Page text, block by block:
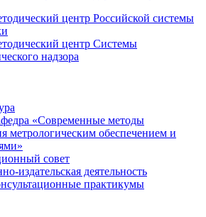
центр Российской системы
центр Системы
надзора
«Современные методы
метрологическим обеспечением и
совет
издательская деятельность
практикумы